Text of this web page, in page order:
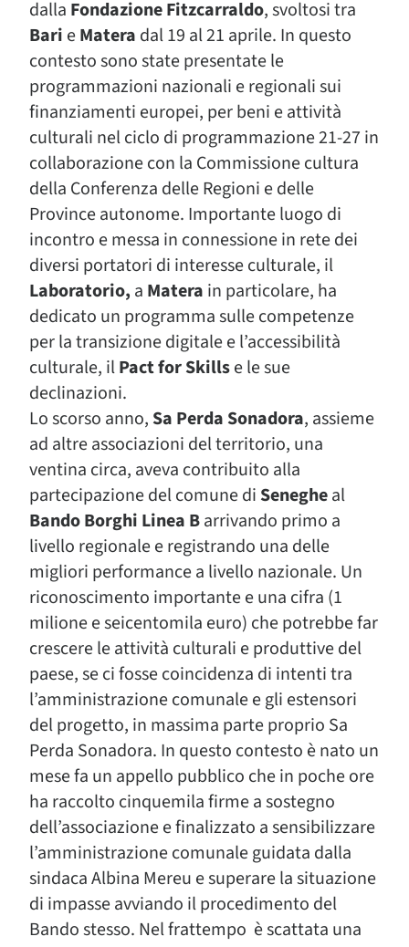
dalla Fondazione Fitzcarraldo, svoltosi tra
Bari eMatera dal 19 al 21 aprile. In questo
contesto sono state presentate le
programmazioni nazionali e regionali sui
finanziamenti europei, per beni e attività
culturali nel ciclo di programmazione 21-27 in
collaborazione con la Commissione cultura
della Conferenza delle Regioni e delle
Province autonome. Importante luogo di
incontro e messa in connessione in rete dei
diversi portatori di interesse culturale, il
Laboratorio, a Matera in particolare, ha
dedicato un programma sulle competenze
per la transizione digitale e l’accessibilità
culturale, ilPact for Skillse le sue
declinazioni.
Lo scorso anno, Sa Perda Sonadora, assieme
ad altre associazioni del territorio, una
ventina circa, aveva contribuito alla
partecipazione del comune di Senegheal
Bando Borghi Linea Barrivando primo a
livello regionale e registrando una delle
migliori performance a livello nazionale. Un
riconoscimento importante e una cifra (1
milione e seicentomila euro) che potrebbe far
crescere le attività culturali e produttive del
paese, se ci fosse coincidenza di intenti tra
l’amministrazione comunale e gli estensori
del progetto, in massima parte proprio Sa
Perda Sonadora. In questo contesto è nato un
mese fa un appello pubblico che in poche ore
ha raccolto cinquemila firme a sostegno
dell’associazione e finalizzato a sensibilizzare
l’amministrazione comunale guidata dalla
sindaca Albina Mereu e superare la situazione
di impasse avviando il procedimento del
Bando stesso. Nel frattempo è scattata una